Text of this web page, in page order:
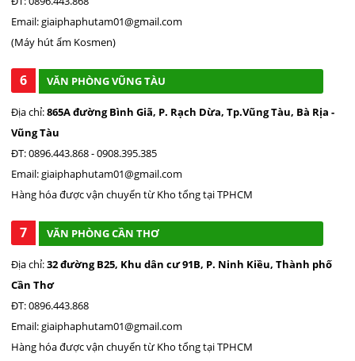
Email: giaiphaphutam01@gmail.com
(Máy hút ẩm Kosmen)
6 VĂN PHÒNG VŨNG TÀU
Địa chỉ:865A đường Bình Giã, P. Rạch Dừa, Tp.Vũng Tàu, Bà Rịa -
Vũng Tàu
ĐT: 0896.443.868 - 0908.395.385
Email: giaiphaphutam01@gmail.com
Hàng hóa được vận chuyển từ Kho tổng tại TPHCM
7 VĂN PHÒNG CẦN THƠ
Địa chỉ:32 đường B25, Khu dân cư 91B, P. Ninh Kiều, Thành phố
Cần Thơ
ĐT: 0896.443.868
Email: giaiphaphutam01@gmail.com
Hàng hóa được vận chuyển từ Kho tổng tại TPHCM